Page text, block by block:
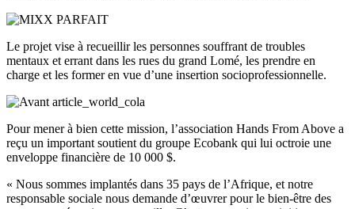
Le projet vise à recueillir les personnes souffrant de troubles
mentaux et errant dans les rues du grand Lomé, les prendre en
charge et les former en vue d’une insertion socioprofessionnelle.
Pour mener à bien cette mission, l’association Hands From Above a
reçu un important soutient du groupe Ecobank qui lui octroie une
enveloppe financière de 10 000 $.
« Nous sommes implantés dans 35 pays de l’Afrique, et notre
responsable sociale nous demande d’œuvrer pour le bien-être des